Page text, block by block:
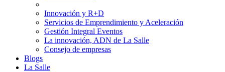
Innovación y R+D
Servicios de Emprendimiento y Aceleración
Gestión Integral Eventos
La innovación, ADN de La Salle
Consejo de empresas
Blogs
La Salle